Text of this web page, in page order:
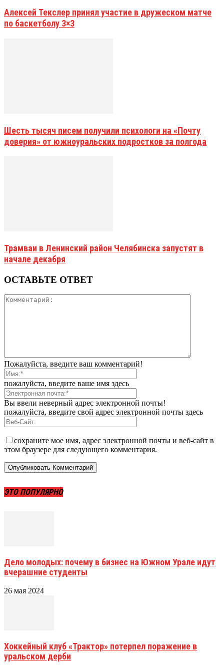
Алексей Текслер принял участие в дружеском матче
по баскетболу 3×3
Шесть тысяч писем получили психологи на «Почту
доверия» от южноуральских подростков за полгода
Трамваи в Ленинский район Челябинска запустят в
начале декабря
ОСТАВЬТЕ ОТВЕТ
Пожалуйста, введите ваш комментарий!
пожалуйста, введите ваше имя здесь
Вы ввели неверный адрес электронной почты!
пожалуйста, введите свой адрес электронной почты здесь
сохраните мое имя, адрес электронной почты и веб-сайт в
этом браузере для следующего комментария.
ЭТО ПОПУЛЯРНО
Дело молодых: почему в бизнес на Южном Урале идут
вчерашние студенты
26 мая 2024
Хоккейный клуб «Трактор» потерпел поражение в
уральском дерби